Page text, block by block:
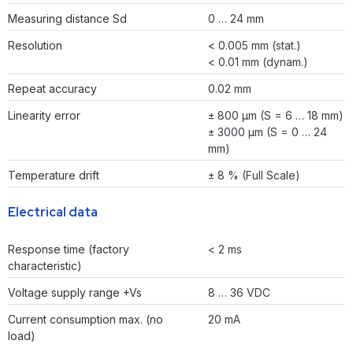
Measuring distance Sd
0 … 24 mm
Resolution
< 0.005 mm (stat.)
< 0.01 mm (dynam.)
Repeat accuracy
0.02 mm
Linearity error
± 800 µm (S = 6 … 18 mm)
± 3000 µm (S = 0 … 24
mm)
Temperature drift
± 8 % (Full Scale)
Electrical data
Response time (factory
characteristic)
< 2 ms
Voltage supply range +Vs
8 … 36 VDC
Current consumption max. (no
load)
20 mA